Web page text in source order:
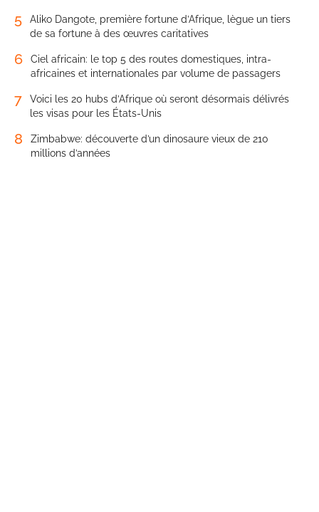
5
Aliko Dangote, première fortune d’Afrique, lègue un tiers
de sa fortune à des œuvres caritatives
6
Ciel africain: le top 5 des routes domestiques, intra-
africaines et internationales par volume de passagers
7
Voici les 20 hubs d’Afrique où seront désormais délivrés
les visas pour les États-Unis
8
Zimbabwe: découverte d’un dinosaure vieux de 210
millions d’années